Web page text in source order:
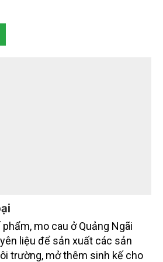
trình cải cách toàn diện,
cung ứng và nâng cao hiệu
mo cau ở Quảng Ngãi
liệu để sản xuất các sản
trường, mở thêm sinh kế cho